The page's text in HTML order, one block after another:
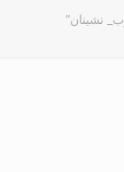
نشینان”